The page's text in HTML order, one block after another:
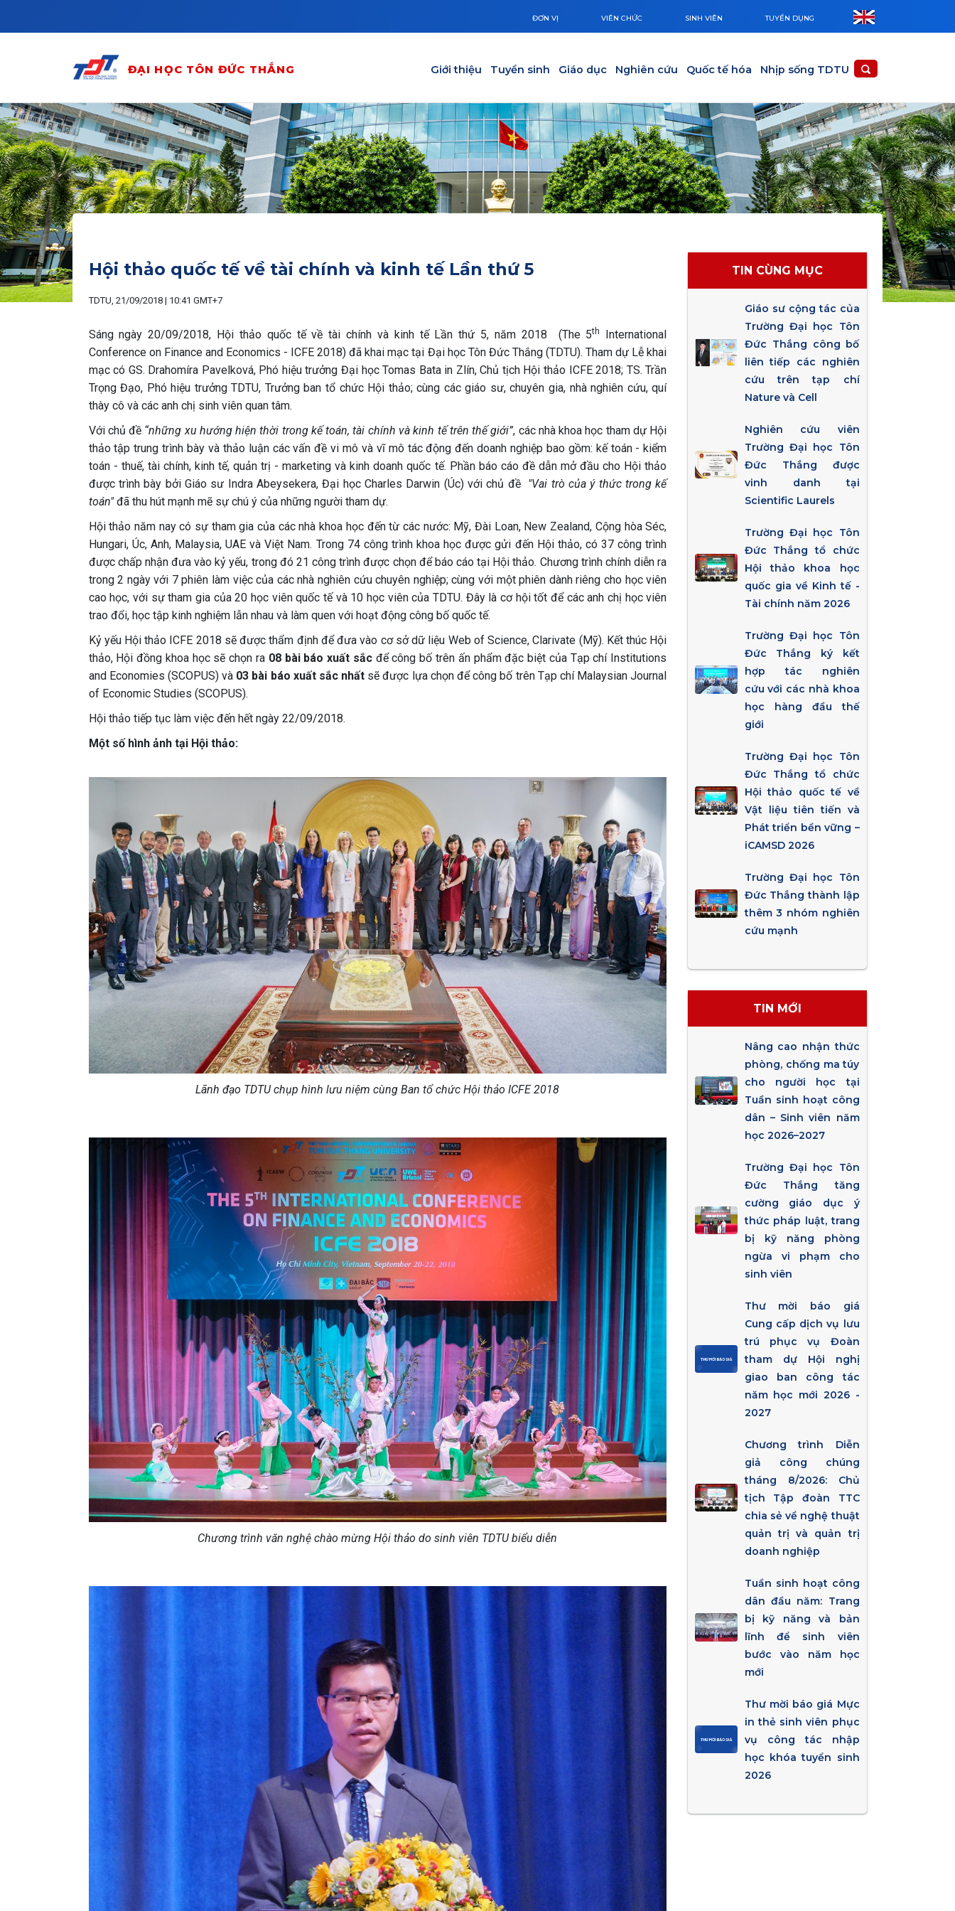
ĐƠN VỊ VIÊN CHỨC SINH VIÊN TUYỂN DỤNG
ĐẠI HỌC TÔN ĐỨC THẮNG Giới thiệu Tuyển sinh Giáo dục Nghiên cứu Quốc tế hóa Nhịp sống TDTU
Hội thảo quốc tế về tài chính và kinh tế Lần thứ 5
TDTU, 21/09/2018 | 10:41 GMT+7
Sáng ngày 20/09/2018, Hội thảo quốc tế về tài chính và kinh tế Lần thứ 5, năm 2018 (The 5th
International
Conference on Finance and Economics - ICFE 2018) đã khai mạc tại Đại học Tôn Đức Thắng (TDTU). Tham dự Lễ khai
mạc có GS. Drahomíra Pavelková, Phó hiệu trưởng Đại học Tomas Bata in Zlín, Chủ tịch Hội thảo ICFE 2018; TS. Trần
Trọng Đạo, Phó hiệu trưởng TDTU, Trưởng ban tổ chức Hội thảo; cùng các giáo sư, chuyên gia, nhà nghiên cứu, quí
thày cô và các anh chị sinh viên quan tâm.
Với chủ đề “những xu hướng hiện thời trong kế toán, tài chính và kinh tế trên thế giới”, các nhà khoa học tham dự Hội
thảo tập trung trình bày và thảo luận các vấn đề vi mô và vĩ mô tác động đến doanh nghiệp bao gồm: kế toán - kiểm
toán - thuế, tài chính, kinh tế, quản trị - marketing và kinh doanh quốc tế. Phần báo cáo đề dẫn mở đầu cho Hội thảo
được trình bày bởi Giáo sư Indra Abeysekera, Đại học Charles Darwin (Úc) với chủ đề "Vai trò của ý thức trong kế
toán"đã thu hút mạnh mẽ sự chú ý của những người tham dự.
Hội thảo năm nay có sự tham gia của các nhà khoa học đến từ các nước: Mỹ, Đài Loan, New Zealand, Cộng hòa Séc,
Hungari, Úc, Anh, Malaysia, UAE và Việt Nam. Trong 74 công trình khoa học được gửi đến Hội thảo, có 37 công trình
được chấp nhận đưa vào kỷ yếu, trong đó 21 công trình được chọn để báo cáo tại Hội thảo. Chương trình chính diễn ra
trong 2 ngày với 7 phiên làm việc của các nhà nghiên cứu chuyên nghiệp; cùng với một phiên dành riêng cho học viên
cao học, với sự tham gia của 20 học viên quốc tế và 10 học viên của TDTU. Đây là cơ hội tốt để các anh chị học viên
trao đổi, học tập kinh nghiệm lẫn nhau và làm quen với hoạt động công bố quốc tế.
Kỷ yếu Hội thảo ICFE 2018 sẽ được thẩm định để đưa vào cơ sở dữ liệu Web of Science, Clarivate (Mỹ). Kết thúc Hội
thảo, Hội đồng khoa học sẽ chọn ra 08 bài báo xuất sắcđể công bố trên ấn phẩm đặc biệt của Tạp chí Institutions
and Economies (SCOPUS) và 03 bài báo xuất sắc nhất sẽ được lựa chọn để công bố trên Tạp chí Malaysian Journal
of Economic Studies (SCOPUS).
Hội thảo tiếp tục làm việc đến hết ngày 22/09/2018.
Một số hình ảnh tại Hội thảo:
Lãnh đạo TDTU chụp hình lưu niệm cùng Ban tổ chức Hội thảo ICFE 2018
Chương trình văn nghệ chào mừng Hội thảo do sinh viên TDTU biểu diễn
TIN CÙNG MỤC
Giáo sư cộng tác của
Trường Đại học Tôn
Đức Thắng công bố
liên tiếp các nghiên
cứu trên tạp chí
Nature và Cell
Nghiên cứu viên
Trường Đại học Tôn
Đức Thắng được
vinh danh tại
Scientific Laurels
Trường Đại học Tôn
Đức Thắng tổ chức
Hội thảo khoa học
quốc gia về Kinh tế -
Tài chính năm 2026
Trường Đại học Tôn
Đức Thắng ký kết
hợp tác nghiên
cứu với các nhà khoa
học hàng đầu thế
giới
Trường Đại học Tôn
Đức Thắng tổ chức
Hội thảo quốc tế về
Vật liệu tiên tiến và
Phát triển bền vững –
iCAMSD 2026
Trường Đại học Tôn
Đức Thắng thành lập
thêm 3 nhóm nghiên
cứu mạnh
TIN MỚI
Nâng cao nhận thức
phòng, chống ma túy
cho người học tại
Tuần sinh hoạt công
dân – Sinh viên năm
học 2026–2027
Trường Đại học Tôn
Đức Thắng tăng
cường giáo dục ý
thức pháp luật, trang
bị kỹ năng phòng
ngừa vi phạm cho
sinh viên
Thư mời báo giá
Cung cấp dịch vụ lưu
trú phục vụ Đoàn
tham dự Hội nghị
giao ban công tác
năm học mới 2026 -
2027
Chương trình Diễn
giả công chúng
tháng 8/2026: Chủ
tịch Tập đoàn TTC
chia sẻ về nghệ thuật
quản trị và quản trị
doanh nghiệp
Tuần sinh hoạt công
dân đầu năm: Trang
bị kỹ năng và bản
lĩnh để sinh viên
bước vào năm học
mới
Thư mời báo giá Mực
in thẻ sinh viên phục
vụ công tác nhập
học khóa tuyển sinh
2026